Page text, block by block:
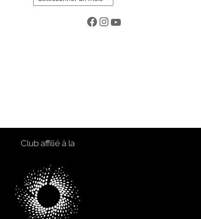
Club affilié à la